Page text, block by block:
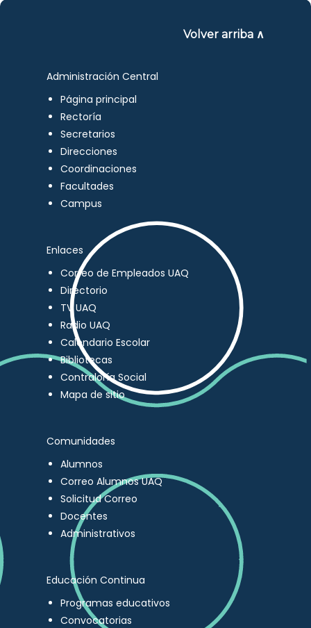
Volver arriba ∧
Administración Central
Página principal
Rectoría
Secretarios
Direcciones
Coordinaciones
Facultades
Campus
Enlaces
Correo de Empleados UAQ
Directorio
TV UAQ
Radio UAQ
Calendario Escolar
Bibliotecas
Contraloría Social
Mapa de sitio
Comunidades
Alumnos
Correo Alumnos UAQ
Solicitud Correo
Docentes
Administrativos
Educación Continua
Programas educativos
Convocatorias